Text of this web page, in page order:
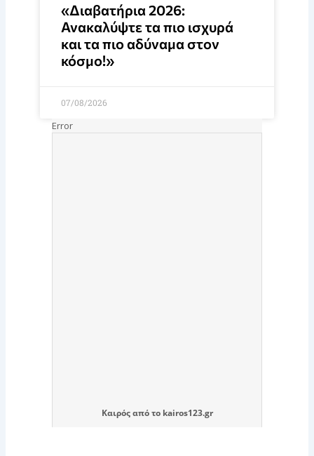
«Διαβατήρια 2026:
Ανακαλύψτε τα πιο ισχυρά
και τα πιο αδύναμα στον
κόσμο!»
07/08/2026
Καιρόςαπό το kairos123.gr